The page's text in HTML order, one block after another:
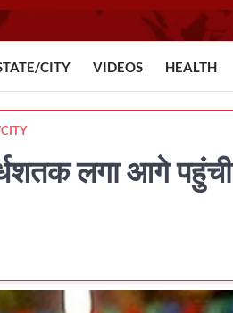
CITY VIDEOS HEALTH
लगा आगे पहुंची